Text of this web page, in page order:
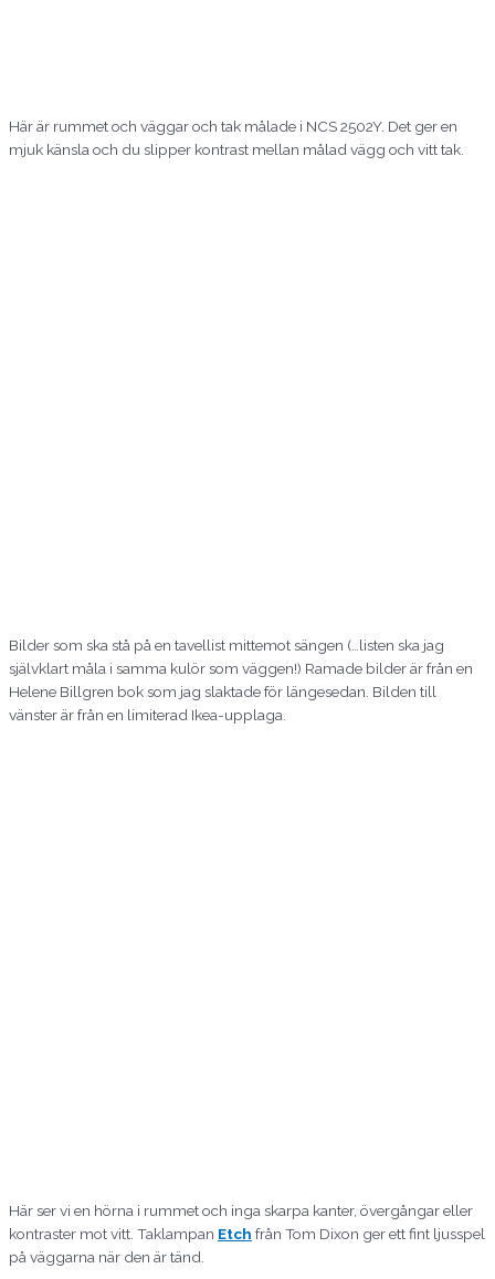
Här är rummet och väggar och tak målade i NCS 2502Y. Det ger en
mjuk känsla och du slipper kontrast mellan målad vägg och vitt tak.
Bilder som ska stå på en tavellist mittemot sängen (…listen ska jag
självklart måla i samma kulör som väggen!) Ramade bilder är från en
Helene Billgren bok som jag slaktade för längesedan. Bilden till
vänster är från en limiterad Ikea-upplaga.
Här ser vi en hörna i rummet och inga skarpa kanter, övergångar eller
kontraster mot vitt. Taklampan Etch från Tom Dixon ger ett fint ljusspel
på väggarna när den är tänd.